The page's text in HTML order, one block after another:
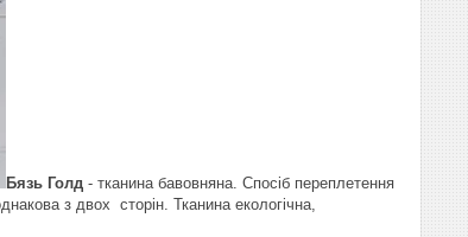
Бязь Голд - тканина бавовняна. Спосіб переплетення
з двох сторін. Тканина екологічна,